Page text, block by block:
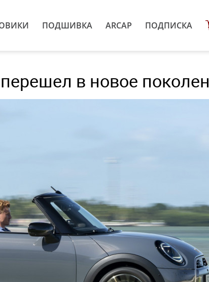
ПОДШИВКА ARCAP ПОДПИСКА
в новое